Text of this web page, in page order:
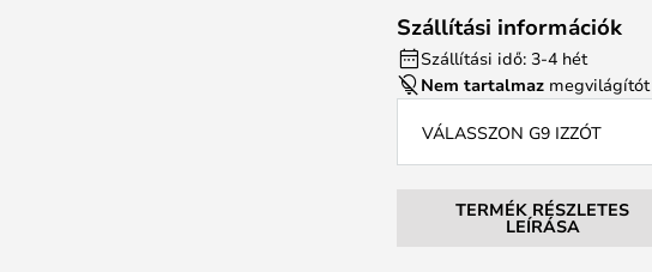
Szállítási információk
Szállítási idő: 3-4 hét
Nem tartalmaz megvilágítót
VÁLASSZON G9 IZZÓT
TERMÉK RÉSZLETES
LEÍRÁSA